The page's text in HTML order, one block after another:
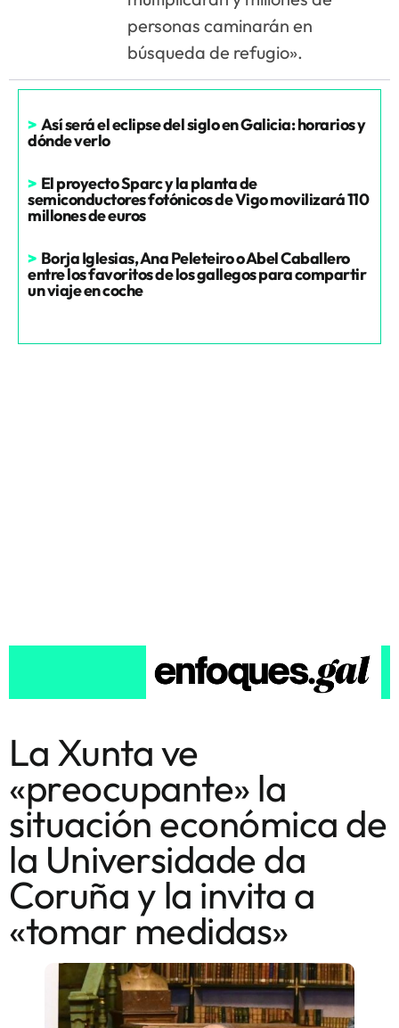
personas caminarán en
búsqueda de refugio».
> Así será el eclipse del siglo en Galicia: horarios y
dónde verlo
> El proyecto Sparc y la planta de
semiconductores fotónicos de Vigo movilizará 110
millones de euros
> Borja Iglesias, Ana Peleteiro o Abel Caballero
entre los favoritos de los gallegos para compartir
un viaje en coche
La Xunta ve
«preocupante» la
situación económica de
la Universidade da
Coruña y la invita a
«tomar medidas»